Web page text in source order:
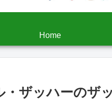
Home
・ザッハーのザ